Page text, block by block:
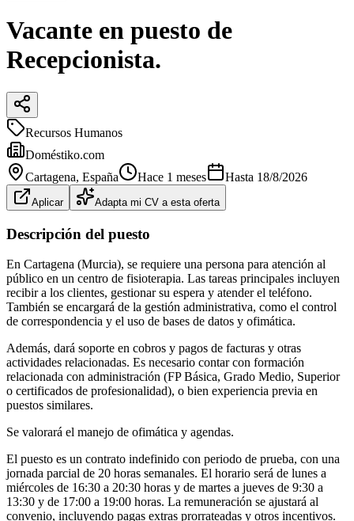
Vacante en puesto de
Recepcionista.
Recursos Humanos
Doméstiko.com
Cartagena, España Hace 1 meses Hasta 18/8/2026
Aplicar Adapta mi CV a esta oferta
Descripción del puesto
En Cartagena (Murcia), se requiere una persona para atención al
público en un centro de fisioterapia. Las tareas principales incluyen
recibir a los clientes, gestionar su espera y atender el teléfono.
También se encargará de la gestión administrativa, como el control
de correspondencia y el uso de bases de datos y ofimática.
Además, dará soporte en cobros y pagos de facturas y otras
actividades relacionadas. Es necesario contar con formación
relacionada con administración (FP Básica, Grado Medio, Superior
o certificados de profesionalidad), o bien experiencia previa en
puestos similares.
Se valorará el manejo de ofimática y agendas.
El puesto es un contrato indefinido con periodo de prueba, con una
jornada parcial de 20 horas semanales. El horario será de lunes a
miércoles de 16:30 a 20:30 horas y de martes a jueves de 9:30 a
13:30 y de 17:00 a 19:00 horas. La remuneración se ajustará al
convenio, incluyendo pagas extras prorrateadas y otros incentivos.